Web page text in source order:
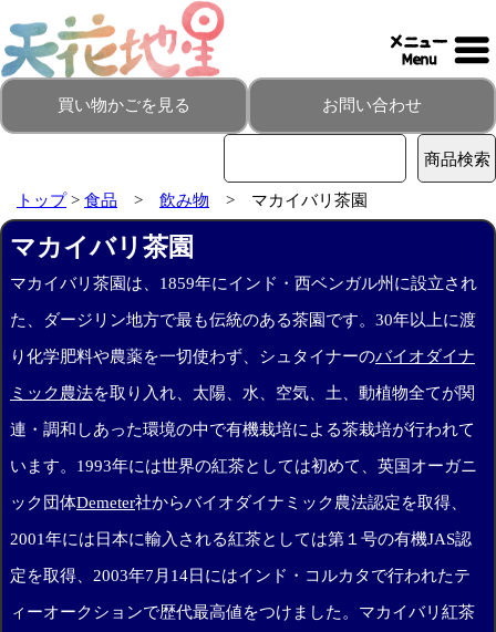
買い物かごを見る お問い合わせ
トップ> 食品 > 飲み物 > マカイバリ茶園
マカイバリ茶園
マカイバリ茶園は、1859年にインド・西ベンガル州に設立され
た、ダージリン地方で最も伝統のある茶園です。30年以上に渡
り化学肥料や農薬を一切使わず、シュタイナーのバイオダイナ
ミック農法を取り入れ、太陽、水、空気、土、動植物全てが関
連・調和しあった環境の中で有機栽培による茶栽培が行われて
います。1993年には世界の紅茶としては初めて、英国オーガニ
ック団体Demeter社からバイオダイナミック農法認定を取得、
2001年には日本に輸入される紅茶としては第１号の有機JAS認
定を取得、2003年7月14日にはインド・コルカタで行われたテ
ィーオークションで歴代最高値をつけました。マカイバリ紅茶